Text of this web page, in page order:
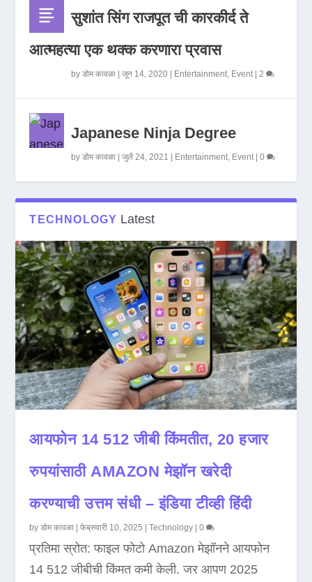
सुशांत सिंग राजपूत ची कारकीर्द ते
आत्महत्या एक थक्क करणारा प्रवास
byडोम कावळा |जून 14, 2020 Entertainment, Event|2
Japanese Ninja Degree
byडोम कावळा |जुलै 24, 2021 Entertainment, Event|0
TECHNOLOGY Latest
आयफोन 14 512 जीबी किंमतीत, 20 हजार
रुपयांसाठी AMAZON मेझॉन खरेदी
करण्याची उत्तम संधी – इंडिया टीव्ही हिंदी
byडोम कावळा |फेब्रुवारी 10, 2025 |Technology |0
प्रतिमा स्रोत: फाइल फोटो Amazon मेझॉनने आयफोन
14 512 जीबीची किंमत कमी केली. जर आपण 2025